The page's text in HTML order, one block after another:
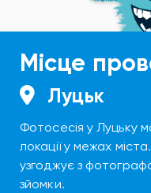
Місце
Луцьк
Фотосесія у Луцьку
локації у межах
узгоджує з
зйомки.